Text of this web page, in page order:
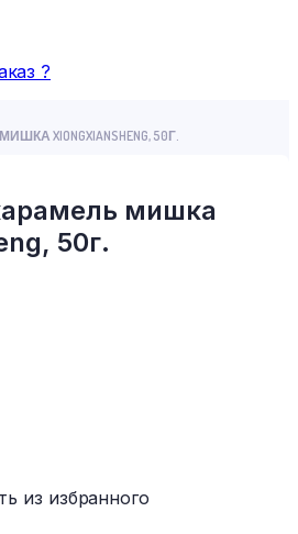
?
XIONGXIANSHENG, 50Г.
мишка
50г.
из избранного